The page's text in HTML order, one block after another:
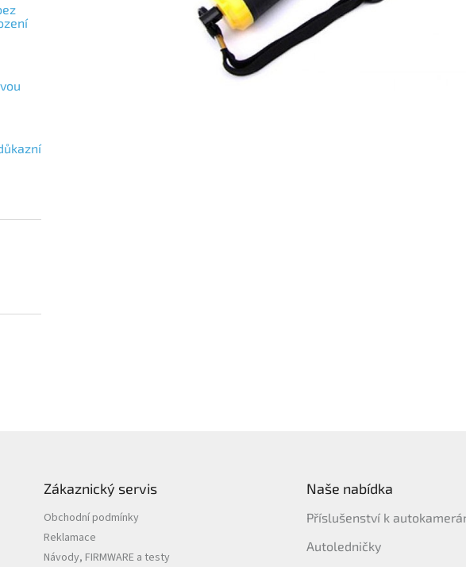
Zákaznický servis
Obchodní podmínky
Reklamace
Návody, FIRMWARE a testy
Naše nabídka
Příslušenství k
Autoledničky